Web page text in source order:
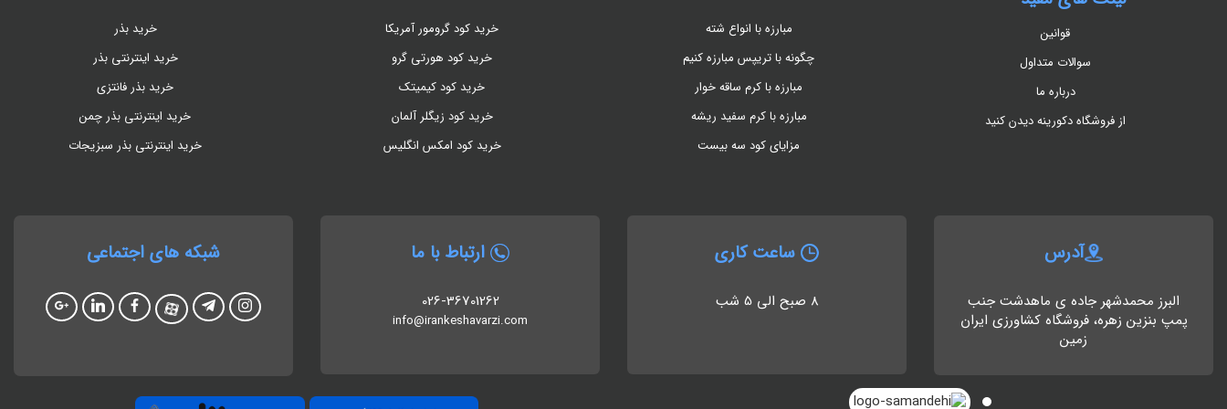
قوانین
سوالات متداول
درباره ما
از فروشگاه دکورینه دیدن کنید
مبارزه با انواع شته
چگونه با تریپس مبارزه کنیم
مبارزه با کرم ساقه خوار
مبارزه با کرم سفید ریشه
مزایای کود سه بیست
خرید کود گرومور آمریکا
خرید کود هورتی گرو
خرید کود کیمیتک
خرید کود زیگلر آلمان
خرید کود امکس انگلیس
خرید بذر
خرید اینترنتی بذر
خرید بذر فانتزی
خرید اینترنتی بذر چمن
خرید اینترنتی بذر سبزیجات
آدرس
البرز محمدشهر جاده ی ماهدشت جنب
پمپ بنزین زهره، فروشگاه کشاورزی ایران
زمین
ساعت کاری
8 صبح الی 5 شب
ارتباط با ما
026-36701262
info@irankeshavarzi.com
شبکه های اجتماعی